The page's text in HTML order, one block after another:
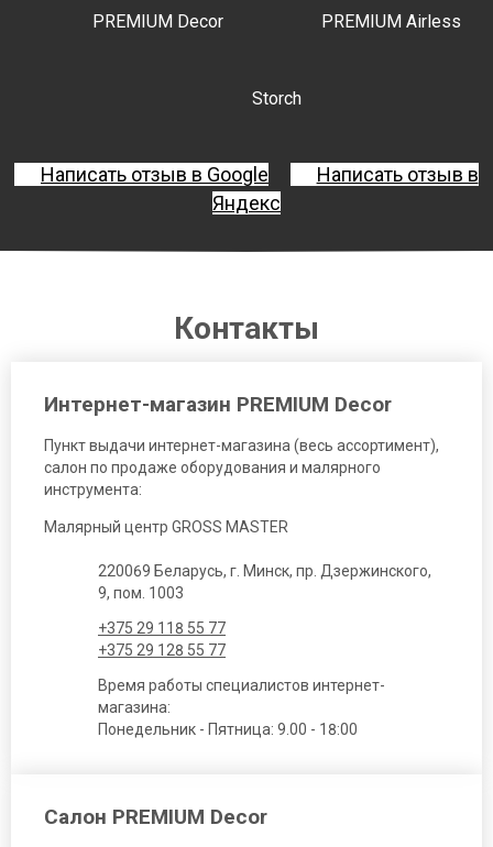
PREMIUM Decor PREMIUM Airless
Storch
Написать отзыв в Google
Написать отзыв в
Яндекс
Контакты
Интернет-магазин PREMIUM Decor
Пункт выдачи интернет-магазина (весь ассортимент),
салон по продаже оборудования и малярного
инструмента:
Малярный центр GROSS MASTER
220069 Беларусь, г. Минск, пр. Дзержинского,
9, пом. 1003
+375 29 118 55 77
+375 29 128 55 77
Время работы специалистов интернет-
магазина:
Понедельник - Пятница: 9.00 - 18:00
Салон PREMIUM Decor